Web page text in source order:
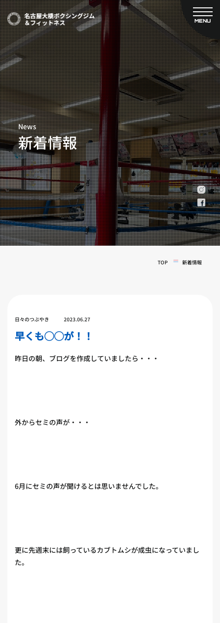
MENU
CLOSE
TOP
新着情報
ご予約
プライベートコース予約
レンタルスタジオ予約
名古屋大橋ボクシングジムについて
大橋弘政プロフィール
スタッフ紹介
料金案内
設備紹介
アクセス
営業時間
トレーナー募集
スポンサー募集
大会チケット購入
キャンペーン
実戦コース
料金システム
フィットネスコース
News
新着情報
TOP 新着情報
日々のつぶやき 2023.06.27
早くも◯◯が！！
昨日の朝、ブログを作成していましたら・・・
外からセミの声が・・・
6月にセミの声が聞けるとは思いませんでした。
更に先週末には飼っているカブトムシが成虫になっていまし
た。